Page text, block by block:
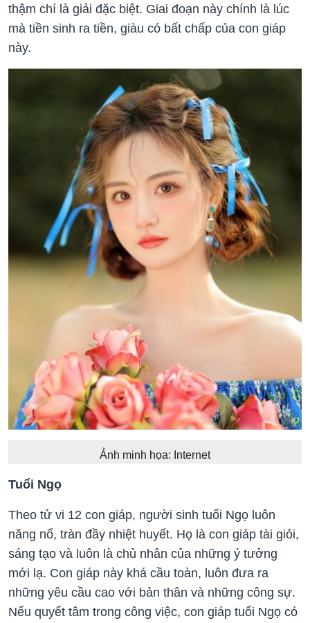
thậm chí là giải đặc biệt. Giai đoạn này chính là lúc
mà tiền sinh ra tiền, giàu có bất chấp của con giáp
này.
Ảnh minh họa: Internet
Tuổi Ngọ
Theo tử vi 12 con giáp, người sinh tuổi Ngọ luôn
năng nổ, tràn đầy nhiệt huyết. Họ là con giáp tài giỏi,
sáng tạo và luôn là chủ nhân của những ý tưởng
mới lạ. Con giáp này khá cầu toàn, luôn đưa ra
những yêu cầu cao với bản thân và những công sự.
Nếu quyết tâm trong công việc, con giáp tuổi Ngọ có